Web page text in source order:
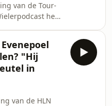
van de Tour-
heeft
heel
toekomst als
for privacy
"Hij
in
van de HLN